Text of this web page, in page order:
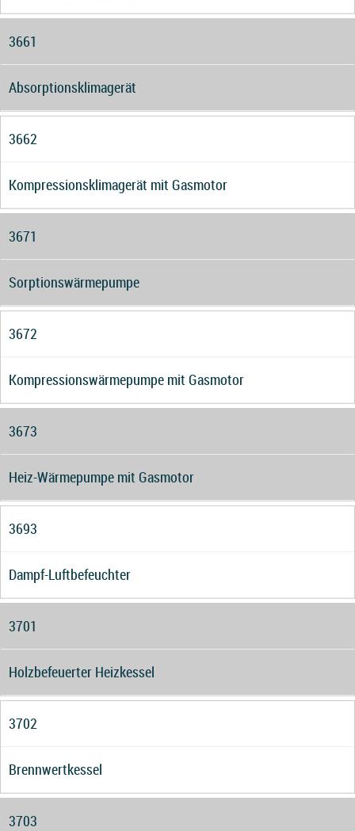
3661
Absorptionsklimagerät
3662
Kompressionsklimagerät mit Gasmotor
3671
Sorptionswärmepumpe
3672
Kompressionswärmepumpe mit Gasmotor
3673
Heiz-Wärmepumpe mit Gasmotor
3693
Dampf-Luftbefeuchter
3701
Holzbefeuerter Heizkessel
3702
Brennwertkessel
3703